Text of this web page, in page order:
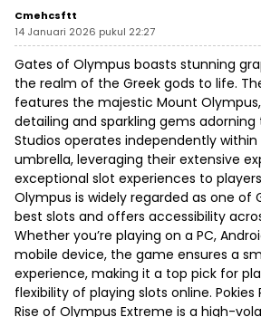
Cmehcsftt
14 Januari 2026 pukul 22:27
Gates of Olympus boasts stunning
the realm of the Greek gods to life.
features the majestic Mount
detailing and sparkling gems adorning
Studios operates independently
umbrella, leveraging their extensive
exceptional slot experiences to
Olympus is widely regarded as one of
best slots and offers accessibility
Whether you’re playing on a PC,
mobile device, the game ensures a
experience, making it a top pick for
flexibility of playing slots online. Pokies
Rise of Olympus Extreme is a high-